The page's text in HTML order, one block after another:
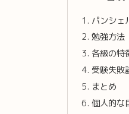
パンシェ
勉強方法
各級の特
受験失敗
まとめ
個人的な